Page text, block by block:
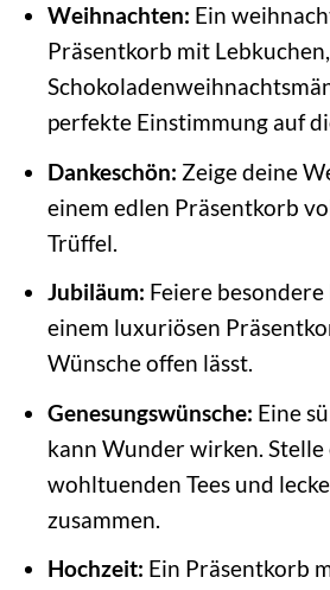
Weihnachten: Ein
Präsentkorb mit
perfekte Einstimmung auf
Dankeschön: Zeige deine
einem edlen Präsentkorb
Trüffel.
Jubiläum: Feiere
einem luxuriösen
Wünsche offen lässt.
Genesungswünsche: Eine
kann Wunder wirken.
wohltuenden Tees und
zusammen.
Hochzeit: Ein Präsentkorb